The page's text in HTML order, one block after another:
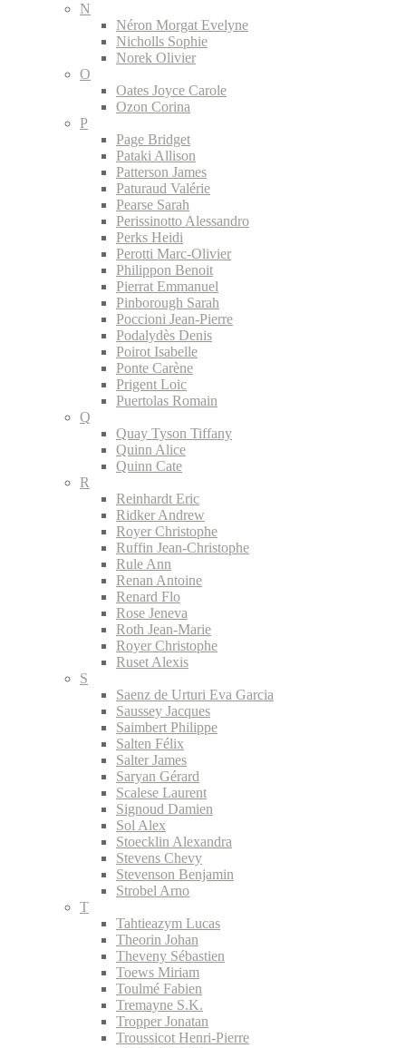
N
Néron Morgat Evelyne
Nicholls Sophie
Norek Olivier
O
Oates Joyce Carole
Ozon Corina
P
Page Bridget
Pataki Allison
Patterson James
Paturaud Valérie
Pearse Sarah
Perissinotto Alessandro
Perks Heidi
Perotti Marc-Olivier
Philippon Benoit
Pierrat Emmanuel
Pinborough Sarah
Poccioni Jean-Pierre
Podalydès Denis
Poirot Isabelle
Ponte Carène
Prigent Loic
Puertolas Romain
Q
Quay Tyson Tiffany
Quinn Alice
Quinn Cate
R
Reinhardt Eric
Ridker Andrew
Royer Christophe
Ruffin Jean-Christophe
Rule Ann
Renan Antoine
Renard Flo
Rose Jeneva
Roth Jean-Marie
Royer Christophe
Ruset Alexis
S
Saenz de Urturi Eva Garcia
Saussey Jacques
Saimbert Philippe
Salten Félix
Salter James
Saryan Gérard
Scalese Laurent
Signoud Damien
Sol Alex
Stoecklin Alexandra
Stevens Chevy
Stevenson Benjamin
Strobel Arno
T
Tahtieazym Lucas
Theorin Johan
Theveny Sébastien
Toews Miriam
Toulmé Fabien
Tremayne S.K.
Tropper Jonatan
Troussicot Henri-Pierre